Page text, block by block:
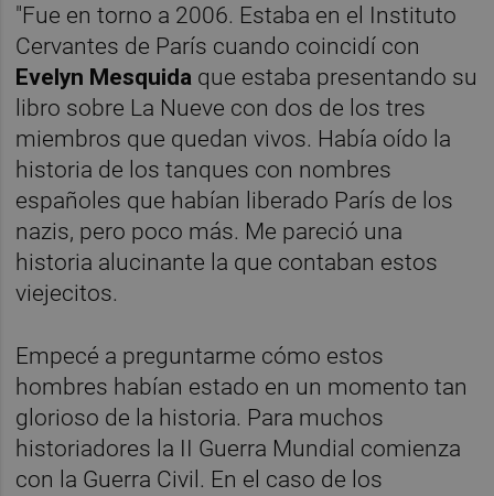
"Fue en torno a 2006. Estaba en el Instituto
Cervantes de París cuando coincidí con
Evelyn Mesquida que estaba presentando su
libro sobre La Nueve con dos de los tres
miembros que quedan vivos. Había oído la
historia de los tanques con nombres
españoles que habían liberado París de los
nazis, pero poco más. Me pareció una
historia alucinante la que contaban estos
viejecitos.
Empecé a preguntarme cómo estos
hombres habían estado en un momento tan
glorioso de la historia. Para muchos
historiadores la II Guerra Mundial comienza
con la Guerra Civil. En el caso de los